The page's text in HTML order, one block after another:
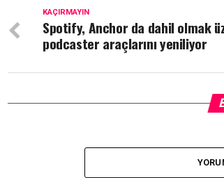
KAÇIRMAYIN
Spotify, Anchor da dahil olmak
podcaster araçlarını yeniliyor